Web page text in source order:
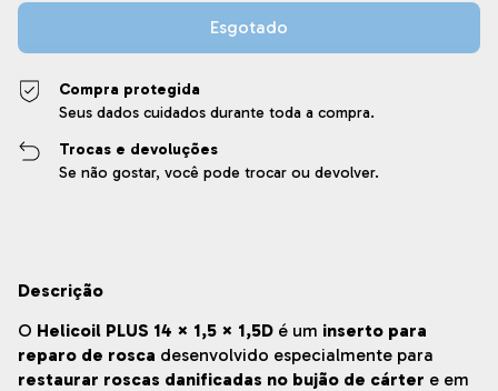
Compra protegida
Seus dados cuidados durante toda a compra.
Trocas e devoluções
Se não gostar, você pode trocar ou devolver.
Descrição
O Helicoil PLUS 14 × 1,5 × 1,5D é um inserto para
reparo de rosca desenvolvido especialmente para
restaurar roscas danificadas no bujão de cárter e em